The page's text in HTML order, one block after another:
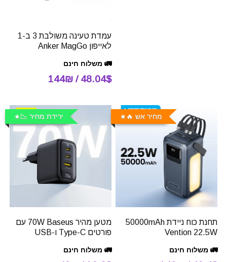
עמדת טעינה משולבת 3 ב-1
לאייפון Anker MagGo
🚛 משלוח חינם
48.04$ / 144₪
מחיר אש 🔥
תחנת כוח ניידת 50000mAh
Vention 22.5W
🚛 משלוח חינם
ירידת מחיר 📉
מטען מהיר 70W Baseus עם
פורטים Type-C ו-USB
🚛 משלוח חינם